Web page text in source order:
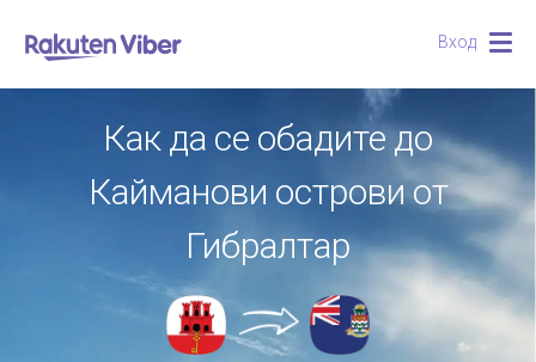
Вход
Как да се обадите до
Кайманови острови от
Гибралтар